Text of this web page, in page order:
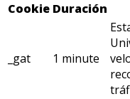
Cookie Duración
_gat 1 minute